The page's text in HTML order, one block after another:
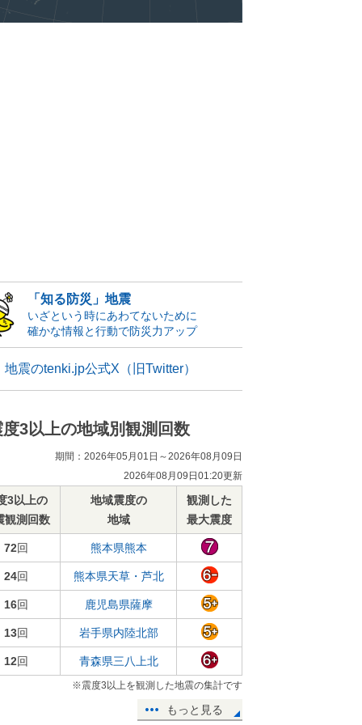
「知る防災」地震
いざという時にあわてないために
確かな情報と行動で防災力アップ
地震のtenki.jp公式X（旧Twitter）
度3以上の地域別観測回数
期間：2026年05月01日～2026年08月09日
2026年08月09日01:20更新
3以上の
観測回数
地域震度の
地域
観測した
最大震度
72回 熊本県熊本
24回 熊本県天草・芦北
16回 鹿児島県薩摩
13回 岩手県内陸北部
12回 青森県三八上北
※震度3以上を観測した地震の集計です
もっと見る